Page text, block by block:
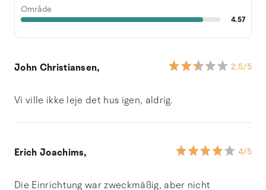
Område
4.57
John Christiansen, 2.5/5
Vi ville ikke leje det hus igen, aldrig.
Erich Joachims, 4/5
Die Einrichtung war zweckmäßig, aber nicht